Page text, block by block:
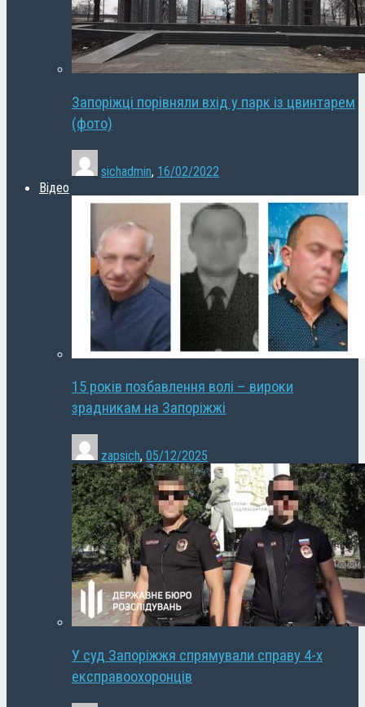
Запоріжці порівняли вхід у парк із цвинтарем
(фото)
sichadmin, 16/02/2022
Відео
15 років позбавлення волі – вироки
зрадникам на Запоріжжі
zapsich, 05/12/2025
У суд Запоріжжя спрямували справу 4-х
експравоохоронців